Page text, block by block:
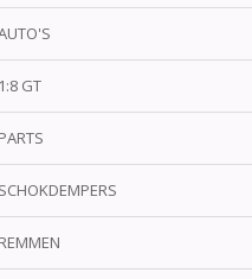
1:8 GT
PARTS
SCHOKDEMPERS
REMMEN